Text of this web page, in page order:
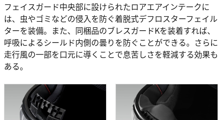
フェイスガード中央部に設けられたロアエアインテークに
は、虫やゴミなどの侵入を防ぐ着脱式デフロスターフェイル
ターを装備。また、同梱品のブレスガードKを装着すれば、
呼吸によるシールド内側の曇りを防ぐことができる。さらに
走行風の一部を口元に導くことで息苦しさを軽減する効果も
ある。